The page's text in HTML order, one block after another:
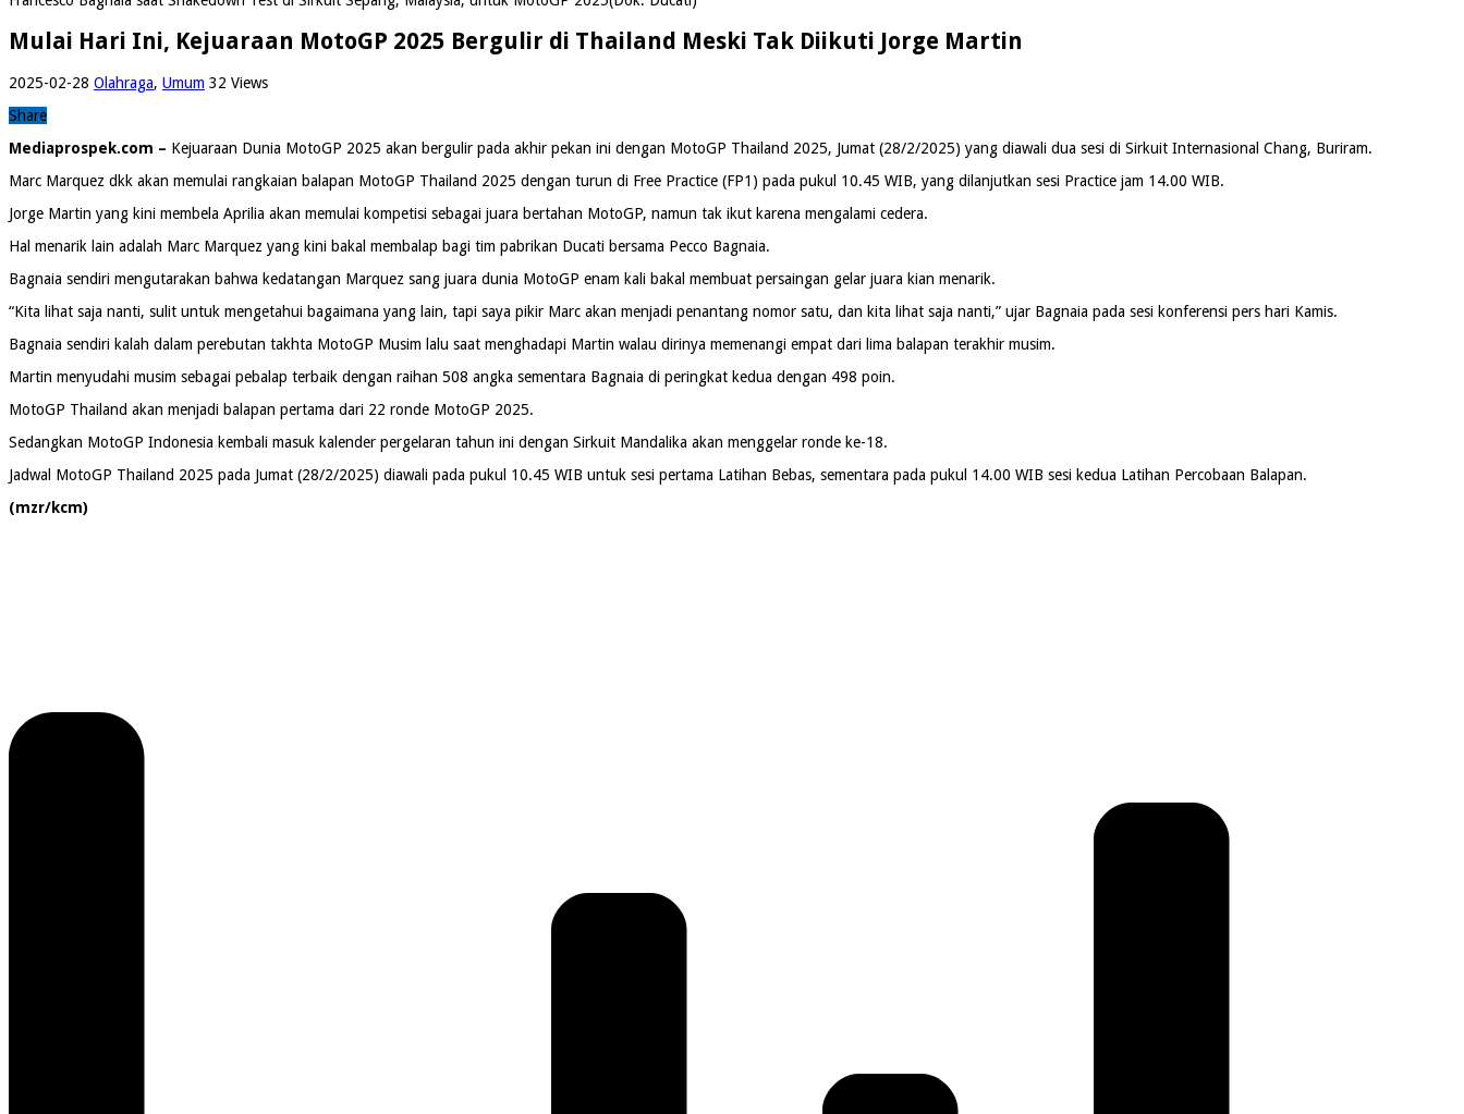
Mulai Hari Ini, Kejuaraan MotoGP 2025 Bergulir di Thailand Meski Tak Diikuti Jorge Martin
2025-02-28 Olahraga, Umum 32 Views
Share
Mediaprospek.com – Kejuaraan Dunia MotoGP 2025 akan bergulir pada akhir pekan ini dengan MotoGP Thailand 2025, Jumat (28/2/2025) yang diawali dua sesi di Sirkuit Internasional Chang, Buriram.
Marc Marquez dkk akan memulai rangkaian balapan MotoGP Thailand 2025 dengan turun di Free Practice (FP1) pada pukul 10.45 WIB, yang dilanjutkan sesi Practice jam 14.00 WIB.
Jorge Martin yang kini membela Aprilia akan memulai kompetisi sebagai juara bertahan MotoGP, namun tak ikut karena mengalami cedera.
Hal menarik lain adalah Marc Marquez yang kini bakal membalap bagi tim pabrikan Ducati bersama Pecco Bagnaia.
Bagnaia sendiri mengutarakan bahwa kedatangan Marquez sang juara dunia MotoGP enam kali bakal membuat persaingan gelar juara kian menarik.
“Kita lihat saja nanti, sulit untuk mengetahui bagaimana yang lain, tapi saya pikir Marc akan menjadi penantang nomor satu, dan kita lihat saja nanti,” ujar Bagnaia pada sesi konferensi pers hari Kamis.
Bagnaia sendiri kalah dalam perebutan takhta MotoGP Musim lalu saat menghadapi Martin walau dirinya memenangi empat dari lima balapan terakhir musim.
Martin menyudahi musim sebagai pebalap terbaik dengan raihan 508 angka sementara Bagnaia di peringkat kedua dengan 498 poin.
MotoGP Thailand akan menjadi balapan pertama dari 22 ronde MotoGP 2025.
Sedangkan MotoGP Indonesia kembali masuk kalender pergelaran tahun ini dengan Sirkuit Mandalika akan menggelar ronde ke-18.
Jadwal MotoGP Thailand 2025 pada Jumat (28/2/2025) diawali pada pukul 10.45 WIB untuk sesi pertama Latihan Bebas, sementara pada pukul 14.00 WIB sesi kedua Latihan Percobaan Balapan.
(mzr/kcm)